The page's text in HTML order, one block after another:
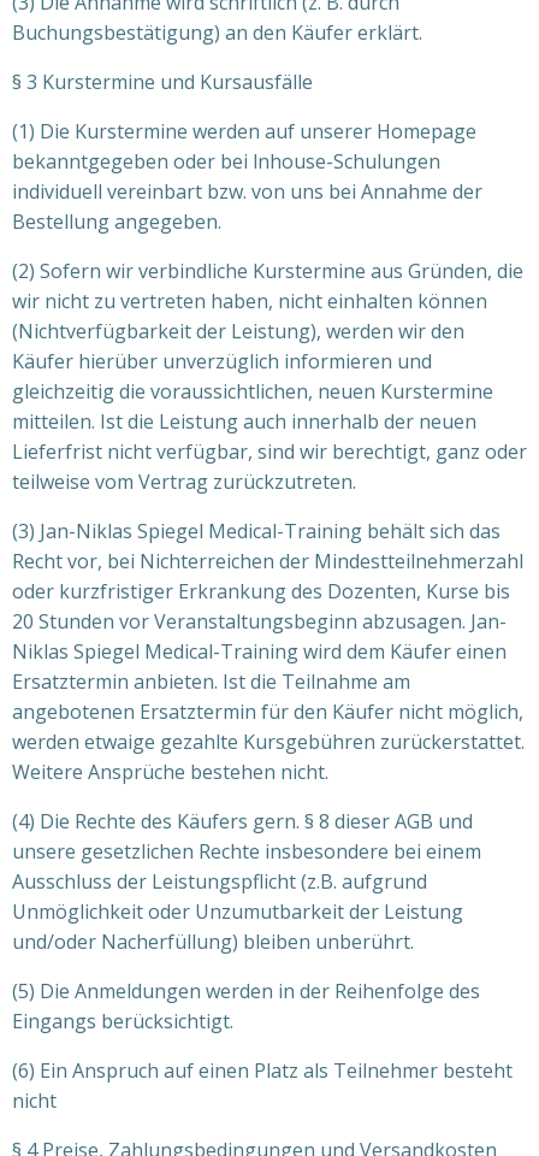
Buchungsbestätigung) an den Käufer erklärt.
§ 3 Kurstermine und Kursausfälle
(1) Die Kurstermine werden auf unserer Homepage
bekanntgegeben oder bei lnhouse-Schulungen
individuell vereinbart bzw. von uns bei Annahme der
Bestellung angegeben.
(2) Sofern wir verbindliche Kurstermine aus Gründen, die
wir nicht zu vertreten haben, nicht einhalten können
(Nichtverfügbarkeit der Leistung), werden wir den
Käufer hierüber unverzüglich informieren und
gleichzeitig die voraussichtlichen, neuen Kurstermine
mitteilen. Ist die Leistung auch innerhalb der neuen
Lieferfrist nicht verfügbar, sind wir berechtigt, ganz oder
teilweise vom Vertrag zurückzutreten.
(3) Jan-Niklas Spiegel Medical-Training behält sich das
Recht vor, bei Nichterreichen der Mindestteilnehmerzahl
oder kurzfristiger Erkrankung des Dozenten, Kurse bis
20 Stunden vor Veranstaltungsbeginn abzusagen. Jan-
Niklas Spiegel Medical-Training wird dem Käufer einen
Ersatztermin anbieten. Ist die Teilnahme am
angebotenen Ersatztermin für den Käufer nicht möglich,
werden etwaige gezahlte Kursgebühren zurückerstattet.
Weitere Ansprüche bestehen nicht.
(4) Die Rechte des Käufers gern. § 8 dieser AGB und
unsere gesetzlichen Rechte insbesondere bei einem
Ausschluss der Leistungspflicht (z.B. aufgrund
Unmöglichkeit oder Unzumutbarkeit der Leistung
und/oder Nacherfüllung) bleiben unberührt.
(5) Die Anmeldungen werden in der Reihenfolge des
Eingangs berücksichtigt.
(6) Ein Anspruch auf einen Platz als Teilnehmer besteht
nicht
§ 4 Preise, Zahlungsbedingungen und Versandkosten